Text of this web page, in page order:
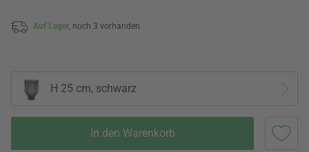
Auf Lager, noch 3 vorhanden
H 25 cm, schwarz
In den Warenkorb